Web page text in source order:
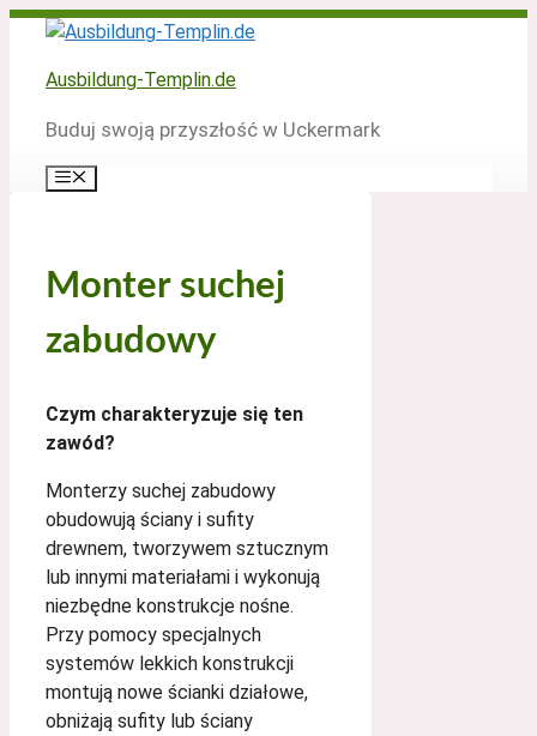
Zum
springen
Ausbildung-Templin.de
Buduj swoją przyszłość w Uckermark
Menü
Monter suchej
zabudowy
Czym charakteryzuje się ten
zawód?
Monterzy suchej zabudowy
obudowują ściany i sufity
drewnem, tworzywem sztucznym
lub innymi materiałami i wykonują
niezbędne konstrukcje nośne.
Przy pomocy specjalnych
systemów lekkich konstrukcji
montują nowe ścianki działowe,
obniżają sufity lub ściany